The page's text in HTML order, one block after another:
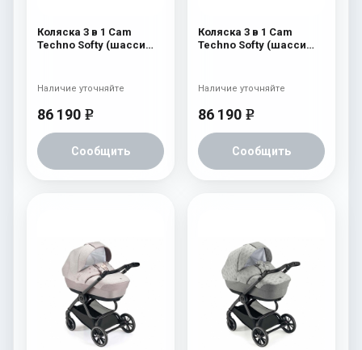
Коляска 3 в 1 Cam
Techno Softy (шасси
86 190 e
Сообщить
Наличие уточняйте
Коляска 3 в 1 Cam
Techno Softy (шасси
86 190 e
Сообщить
Наличие уточняйте